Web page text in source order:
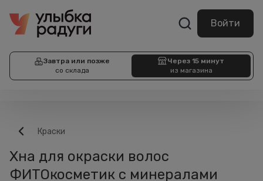
Войти
Завтра или позже
со склада
Через 15 минут
из магазина
Краски
Хна для окраски волос
ФИТОкосметик с минералами